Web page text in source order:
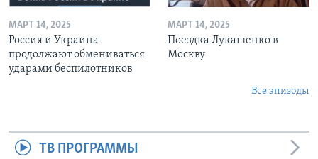
МАРТ 14, 2025
Россия и Украина
продолжают обмениваться
ударами беспилотников
МАРТ 14, 2025
Поездка Лукашенко в
Москву
Все эпизоды
ТВ ПРОГРАММЫ